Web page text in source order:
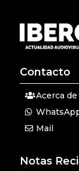
Contacto
Acerca
Mail
Notas